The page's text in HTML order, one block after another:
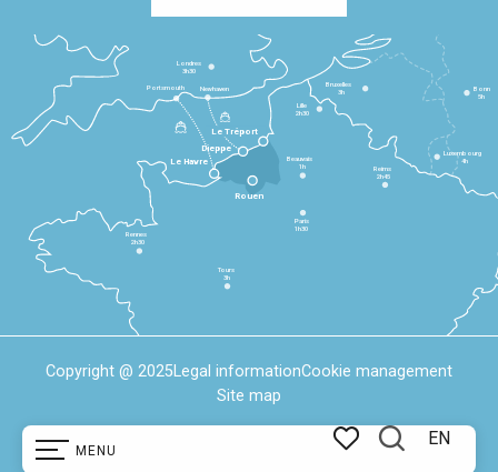
MENU
EN
Le Havre
Dieppe
Le Tréport
Rennes
2h30
Tours
3h
Paris
1h30
Beauvais
1h
Reims
2h45
Lille
2h30
Bruxelles
3h
Londres
3h30
Newhaven
Portsmouth
Bonn
5h
Luxembourg
4h
Rouen
Copyright @ 2025Legal informationCookie management
Site map